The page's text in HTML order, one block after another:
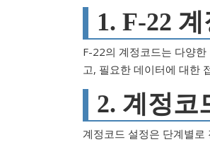
1. F-22
F-22의 계정코드는 다양
고, 필요한 데이터에 대한
2. 계정코
계정코드 설정은 단계별